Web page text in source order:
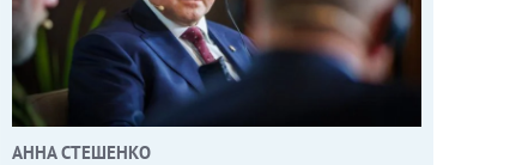
АННА СТЕШЕНКО